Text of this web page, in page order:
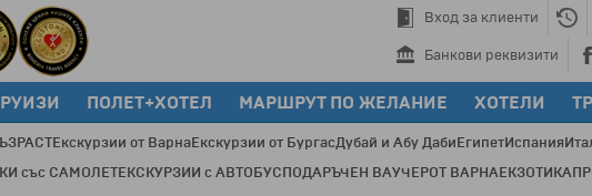
Вход за клиенти
Банкови реквизити
ПОЛЕТ+ХОТЕЛ МАРШРУТ ПО ЖЕЛАНИЕ ХОТЕЛИ
Екскурзии от ВарнаЕкскурзии от БургасДубай и Абу ДабиЕгипетИспания
със САМОЛЕТЕКСКУРЗИИ с АВТОБУСПОДАРЪЧЕН ВАУЧЕРОТ ВАРНАЕКЗОТИКА